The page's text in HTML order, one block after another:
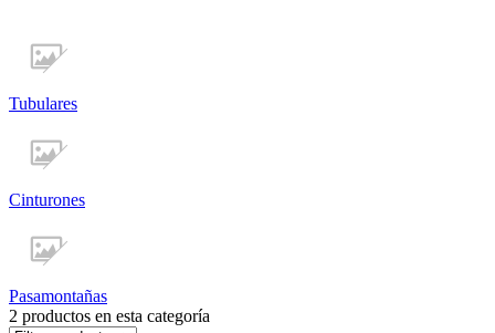
Tubulares
Cinturones
Pasamontañas
2 productos en esta categoría